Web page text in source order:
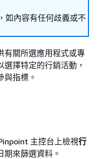
如內容有任何歧義或不
有關所選應用程式或專
擇特定的行銷活動，
與指標。
主控台上檢視行
期來篩選資料。